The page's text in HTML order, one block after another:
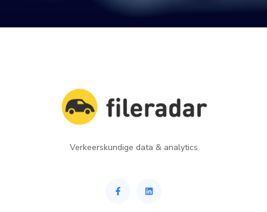
Verkeerskundige data & analytics